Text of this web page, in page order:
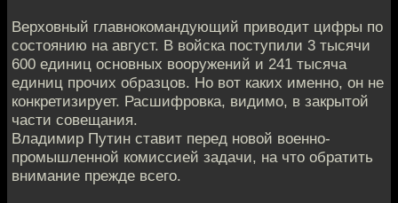
Верховный главнокомандующий приводит цифры по
состоянию на август. В войска поступили 3 тысячи
600 единиц основных вооружений и 241 тысяча
единиц прочих образцов. Но вот каких именно, он не
конкретизирует. Расшифровка, видимо, в закрытой
части совещания.
Владимир Путин ставит перед новой военно-
промышленной комиссией задачи, на что обратить
внимание прежде всего.